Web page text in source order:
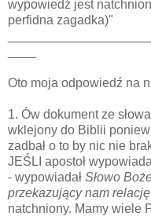
wypowiedź jest
perfidna zagadka)"
Oto moja odpowiedź na
1. Ów dokument ze
wklejony do Biblii
zadbał o to by nic nie
JEŚLI apostoł
- wypowiadał Słowo
przekazujący nam relację
natchniony. Mamy wiele